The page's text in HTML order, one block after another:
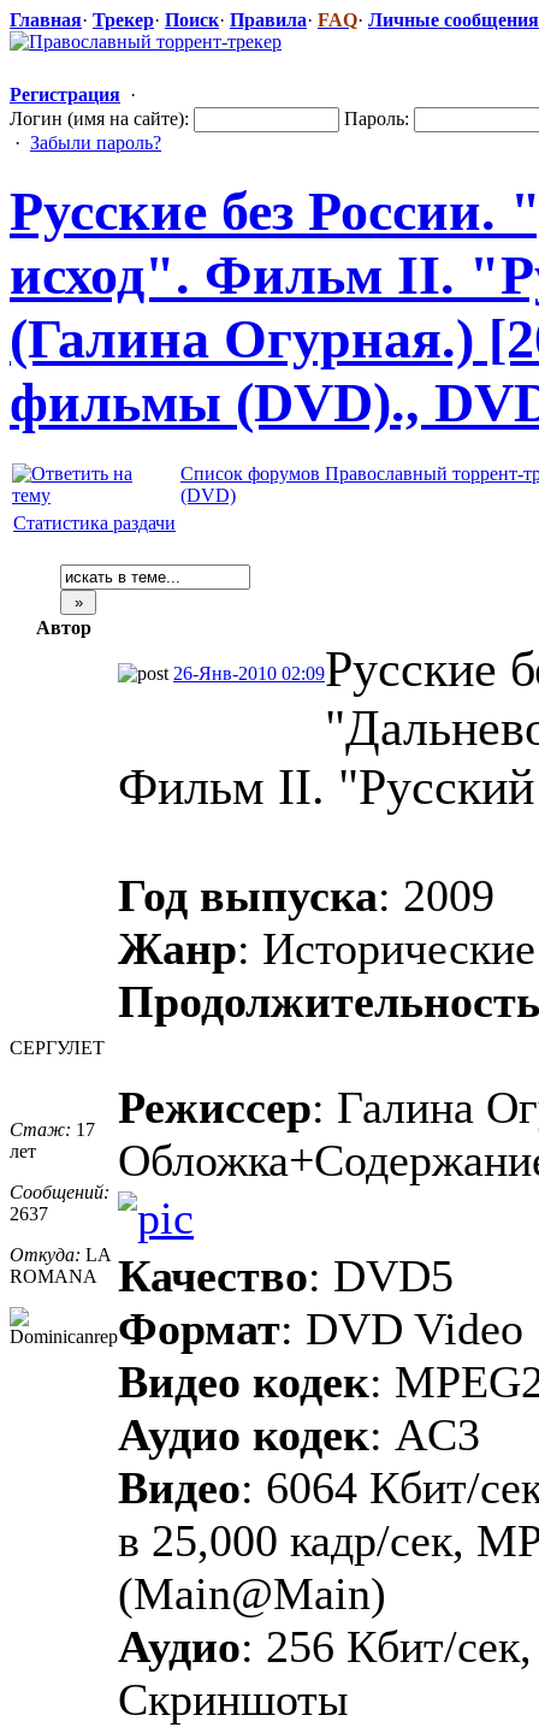
Главная· Трекер· Поиск· Правила· FAQ· Личные сообщения
Регистрация ·
Логин (имя на сайте):
Пароль:
· Забыли пароль?
Русские без России.
исход". Фильм II.
(Галина Огурная.)
фильмы (DVD).,
Список форумов Православный торрент-
(DVD)
Статистика раздачи
Автор
СЕРГУЛЕТ
Стаж: 17
лет
Сообщений:
2637
Откуда: LA
ROMANA
26-Янв-2010 02:09Русские
Фильм II.
Год выпуска: 2009
Жанр:
Продолжительность
Режиссер: Галина
Качество: DVD5
Формат: DVD Video
Видео кодек:
Аудио кодек: AC3
Видео: 6064 Кбит/
в 25,000 кадр/сек,
(Main@Main)
Аудио: 256 Кбит/
Cкриншоты